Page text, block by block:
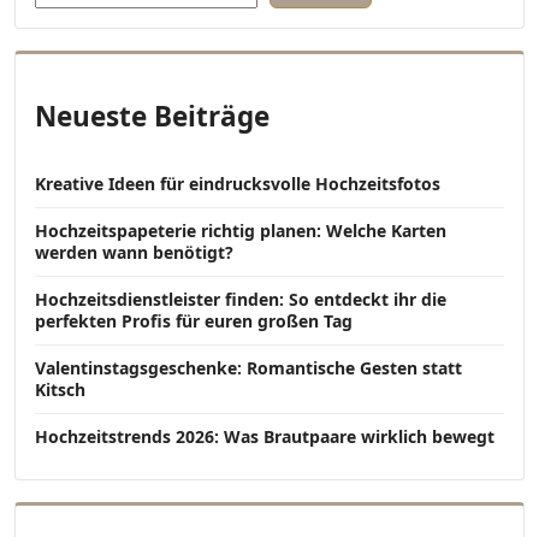
Neueste Beiträge
Kreative Ideen für eindrucksvolle Hochzeitsfotos
Hochzeitspapeterie richtig planen: Welche Karten
werden wann benötigt?
Hochzeitsdienstleister finden: So entdeckt ihr die
perfekten Profis für euren großen Tag
Valentinstagsgeschenke: Romantische Gesten statt
Kitsch
Hochzeitstrends 2026: Was Brautpaare wirklich bewegt